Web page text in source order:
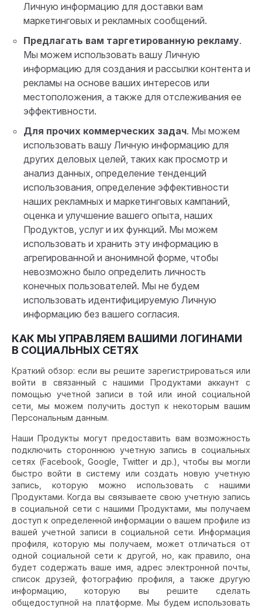
Личную информацию для доставки вам
маркетинговых и рекламных сообщений.
Предлагать вам таргетированную рекламу.
Мы можем использовать вашу Личную
информацию для создания и рассылки контента и
рекламы на основе ваших интересов или
местоположения, а также для отслеживания ее
эффективности.
Для прочих коммерческих задач. Мы можем
использовать вашу Личную информацию для
других деловых целей, таких как просмотр и
анализ данных, определение тенденций
использования, определение эффективности
наших рекламных и маркетинговых кампаний,
оценка и улучшение вашего опыта, наших
Продуктов, услуг и их функций. Мы можем
использовать и хранить эту информацию в
агрегированной и анонимной форме, чтобы
невозможно было определить личность
конечных пользователей. Мы не будем
использовать идентифицируемую Личную
информацию без вашего согласия.
КАК МЫ УПРАВЛЯЕМ ВАШИМИ ЛОГИНАМИ
В СОЦИАЛЬНЫХ СЕТЯХ
Краткий обзор: если вы решите зарегистрироваться или
войти в связанный с нашими Продуктами аккаунт с
помощью учетной записи в той или иной социальной
сети, мы можем получить доступ к некоторым вашим
Персональным данным.
Наши Продукты могут предоставить вам возможность
подключить стороннюю учетную запись в социальных
сетях (Facebook, Google, Twitter и др.), чтобы вы могли
быстро войти в систему или создать новую учетную
запись, которую можно использовать с нашими
Продуктами. Когда вы связываете свою учетную запись
в социальной сети с нашими Продуктами, мы получаем
доступ к определенной информации о вашем профиле из
вашей учетной записи в социальной сети. Информация
профиля, которую мы получаем, может отличаться от
одной социальной сети к другой, но, как правило, она
будет содержать ваше имя, адрес электронной почты,
список друзей, фотографию профиля, а также другую
информацию, которую вы решите сделать
общедоступной на платформе. Мы будем использовать